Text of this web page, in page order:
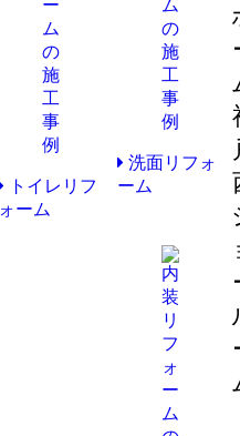
トイレリフ
ォーム
洗面リフォ
ーム